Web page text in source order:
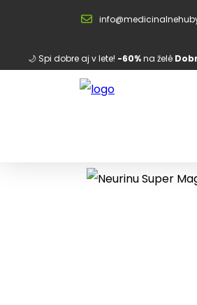
🌙 Spi dobre aj v lete! -60%na želé